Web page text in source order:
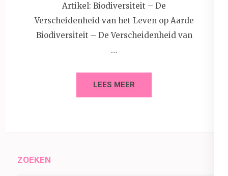
Artikel: Biodiversiteit – De
Verscheidenheid van het Leven op Aarde
Biodiversiteit – De Verscheidenheid van
…
LEES MEER
ZOEKEN